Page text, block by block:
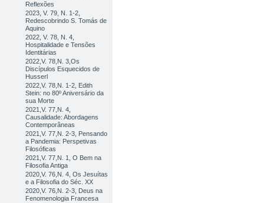
Reflexões
2023, V. 79, N. 1-2,
Redescobrindo S. Tomás de
Aquino
2022, V. 78, N. 4,
Hospitalidade e Tensões
Identitárias
2022,V. 78,N. 3,Os
Discípulos Esquecidos de
Husserl
2022,V. 78,N. 1-2, Edith
Stein: no 80º Aniversário da
sua Morte
2021,V. 77,N. 4,
Causalidade: Abordagens
Contemporâneas
2021,V. 77,N. 2-3, Pensando
a Pandemia: Perspetivas
Filosóficas
2021,V. 77,N. 1, O Bem na
Filosofia Antiga
2020,V. 76,N. 4, Os Jesuítas
e a Filosofia do Séc. XX
2020,V. 76,N. 2-3, Deus na
Fenomenologia Francesa